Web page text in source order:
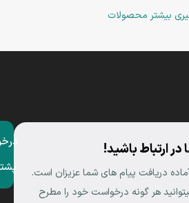
بیشتر محصولات
در ارتباط باشید!
دریافت پیام های شما عزیزان است.
هر گونه درخواست خود را مطرح